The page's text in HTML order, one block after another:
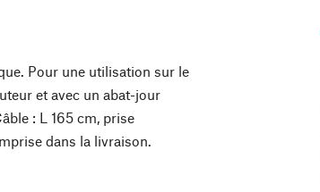
Pour une utilisation sur le
et avec un abat-jour
: L 165 cm, prise
dans la livraison.